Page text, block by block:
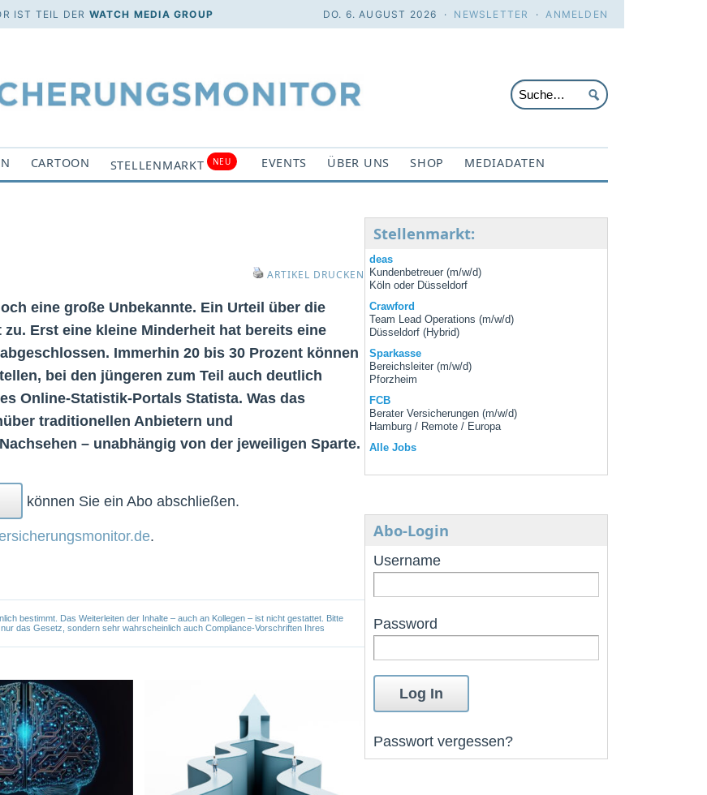
IST TEIL DER WATCH MEDIA GROUP DO. 6. AUGUST 2026 · NEWSLETTER ·ANMELDEN
CARTOON STELLENMARKT NEU EVENTS ÜBER UNS SHOP MEDIADATEN
ARTIKEL DRUCKEN
eine große Unbekannte. Ein Urteil über die
Erst eine kleine Minderheit hat bereits eine
Immerhin 20 bis 30 Prozent können
bei den jüngeren zum Teil auch deutlich
Online-Statistik-Portals Statista. Was das
traditionellen Anbietern und
– unabhängig von der jeweiligen Sparte.
können Sie ein Abo abschließen.
.
bestimmt. Das Weiterleiten der Inhalte – auch an Kollegen – ist nicht gestattet. Bitte
das Gesetz, sondern sehr wahrscheinlich auch Compliance-Vorschriften Ihres
Stellenmarkt:
deas
Kundenbetreuer (m/w/d)
Köln oder Düsseldorf
Crawford
Team Lead Operations (m/w/d)
Düsseldorf (Hybrid)
Sparkasse
Bereichsleiter (m/w/d)
Pforzheim
FCB
Berater Versicherungen (m/w/d)
Hamburg / Remote / Europa
Alle Jobs
Abo-Login
Username
Password
Passwort vergessen?